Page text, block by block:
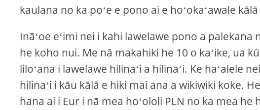
kaulana no ka poʻe e pono ai e hoʻokaʻawale
Ināʻoe eʻimi nei i kahi lawelawe pono a palekana
he koho nui. Me nā makahiki he 10 o kaʻike, ua
liloʻana i lawelawe hilinaʻi a hilinaʻi. Ke haʻalele
hilinaʻi i kāu kālā e hiki mai ana a wikiwiki koke.
hana ai i Eur i nā mea hoʻololi PLN no ka mea he